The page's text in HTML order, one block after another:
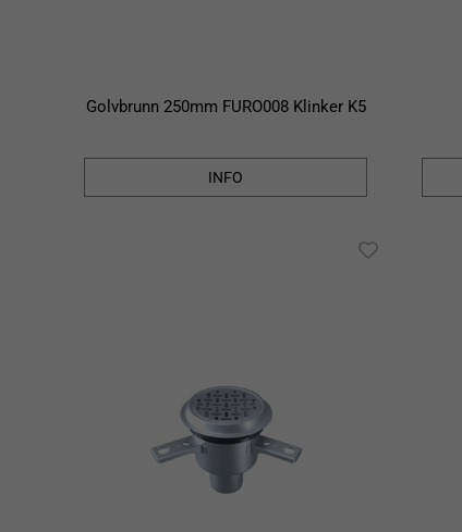
Golvbrunn 250mm FURO008 Klinker K5
INFO